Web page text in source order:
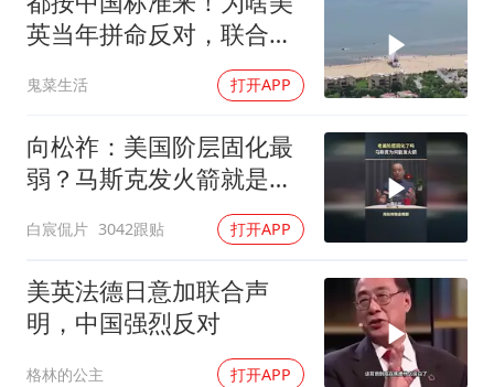
英当年拼命反对，联合国
鬼菜生活 打开APP
向松祚：美国阶层固化最
弱？马斯克发火箭就是答
白宸侃片 3042跟贴 打开APP
美英法德日意加联合声
明，中国强烈反对
格林的公主 打开APP